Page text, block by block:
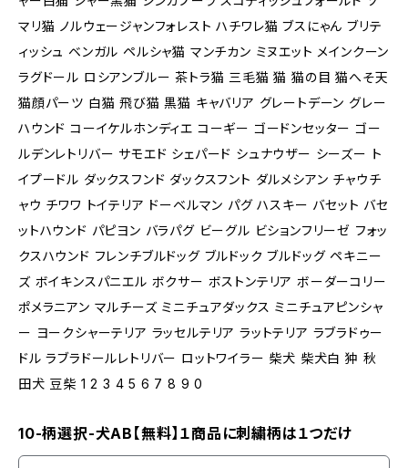
マリ猫 ノルウェージャンフォレスト ハチワレ猫 ブスにゃん ブリテ
ィッシュ ベンガル ペルシャ猫 マンチカン ミヌエット メインクーン
ラグドール ロシアンブルー 茶トラ猫 三毛猫 猫 猫の目 猫へそ天
猫顔パーツ 白猫 飛び猫 黒猫 キャバリア グレートデーン グレー
ハウンド コーイケルホンディエ コーギー ゴードンセッター ゴー
ルデンレトリバー サモエド シェパード シュナウザー シーズー ト
イプードル ダックスフンド ダックスフント ダルメシアン チャウチ
ャウ チワワ トイテリア ドーベルマン パグ ハスキー バセット バセ
ットハウンド パピヨン バラパグ ビーグル ビションフリーゼ フォッ
クスハウンド フレンチブルドッグ ブルドック ブルドッグ ペキニー
ズ ボイキンスパニエル ボクサー ボストンテリア ボーダーコリー
ポメラニアン マルチーズ ミニチュアダックス ミニチュアピンシャ
ー ヨークシャーテリア ラッセルテリア ラットテリア ラブラドゥー
ドル ラブラドールレトリバー ロットワイラー 柴犬 柴犬白 狆 秋
田犬 豆柴 1 2 3 4 5 6 7 8 9 0
10-柄選択-犬AB【無料】１商品に刺繍柄は１つだけ